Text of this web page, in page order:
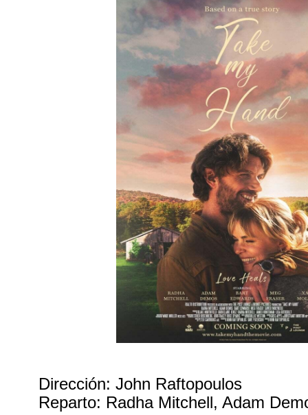
Dirección: John Raftopoulos
Reparto: Radha Mitchell, Adam